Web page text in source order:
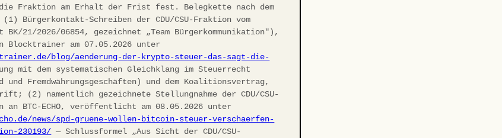
Fraktion am Erhalt der Frist fest. Belegkette nach dem
(1) Bürgerkontakt-Schreiben der CDU/CSU-Fraktion vom
21/2026/06854, gezeichnet „Team Bürgerkommunikation"),
am 07.05.2026 unter
blog/aenderung-der-krypto-steuer-das-sagt-die-
mit dem systematischen Gleichklang im Steuerrecht
und Fremdwährungsgeschäften) und dem Koalitionsvertrag,
(2) namentlich gezeichnete Stellungnahme der CDU/CSU-
an BTC-ECHO, veröffentlicht am 08.05.2026 unter
news/spd-gruene-wollen-bitcoin-steuer-verschaerfen-
230193/ — Schlussformel „Aus Sicht der CDU/CSU-